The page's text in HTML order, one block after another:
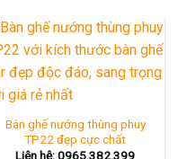
Bàn ghế nướng thùng phuy
TP22 đẹp cực chất
Liên hệ: 0965.382.399